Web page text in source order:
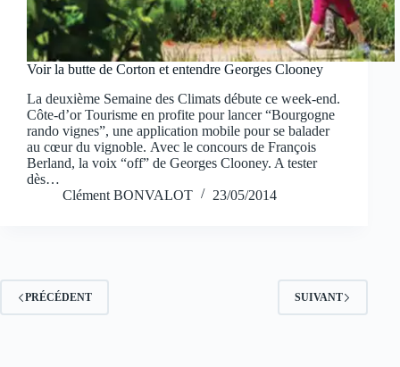
Voir la butte de Corton et entendre Georges Clooney
La deuxième Semaine des Climats débute ce week-end.
Côte-d’or Tourisme en profite pour lancer “Bourgogne
rando vignes”, une application mobile pour se balader
au cœur du vignoble. Avec le concours de François
Berland, la voix “off” de Georges Clooney. A tester
dès…
Clément BONVALOT
23/05/2014
PRÉCÉDENT SUIVANT